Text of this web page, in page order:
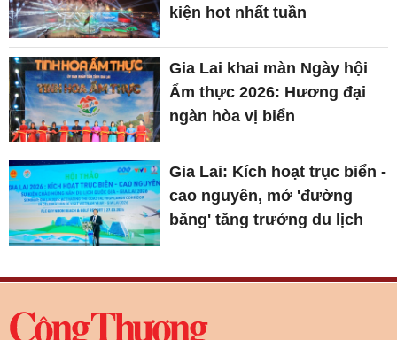
kiện hot nhất tuần
Gia Lai khai màn Ngày hội
Ẩm thực 2026: Hương đại
ngàn hòa vị biển
Gia Lai: Kích hoạt trục biển -
cao nguyên, mở 'đường
băng' tăng trưởng du lịch